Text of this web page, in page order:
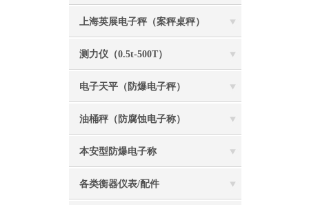
上海英展电子秤（案秤桌秤）
测力仪（0.5t-500T）
电子天平（防爆电子秤）
油桶秤（防腐蚀电子称）
本安型防爆电子称
各类衡器仪表/配件